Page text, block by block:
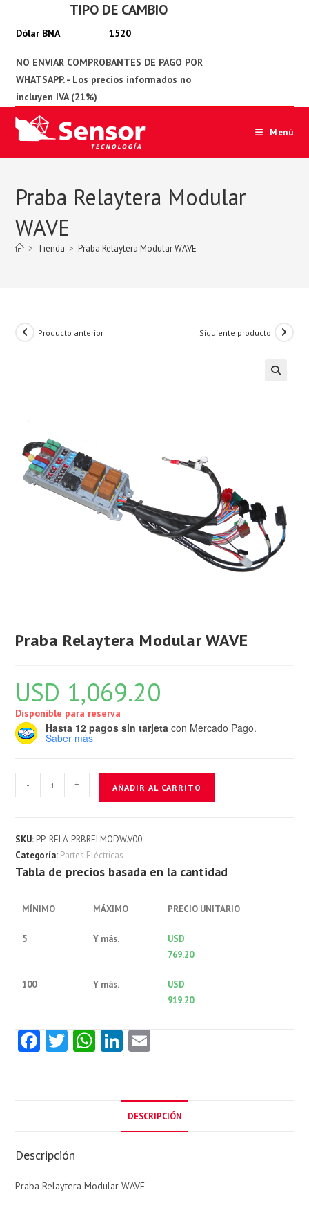
TIPO DE CAMBIO
1520
Menú
Praba Relaytera Modular
WAVE
> Tienda > Praba Relaytera Modular WAVE
Producto anterior Siguiente producto
Praba Relaytera Modular WAVE
USD 1,069.20
Disponible para reserva
Hasta 12 pagos sin tarjeta con Mercado Pago.
Saber más
Relaytera
cantidad
- + AÑADIR AL CARRITO
SKU: PP-RELA-PRBRELMODW.V00
Categoría: Partes Eléctricas
Tabla de precios basada en la cantidad
MÍNIMO MÁXIMO PRECIO UNITARIO
5 Y más.
USD
769.20
100 Y más.
USD
919.20
Fa
k
T W Li
dI
n
l
DESCRIPCIÓN
Descripción
Praba Relaytera Modular WAVE